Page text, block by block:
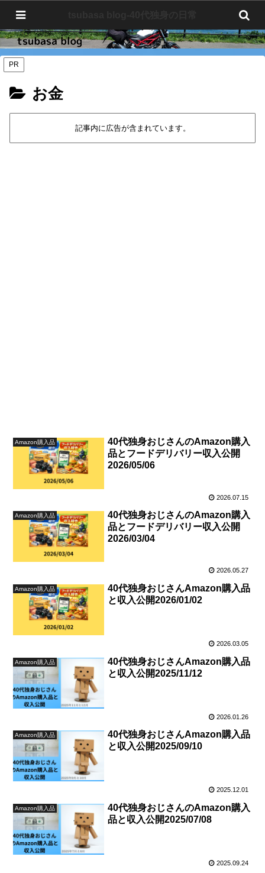
PR
お金
記事内に広告が含まれています。
Amazon購入品
40代独身おじさんのAmazon購入
品とフードデリバリー収入公開
2026/05/06
2026.07.15
Amazon購入品
40代独身おじさんのAmazon購入
品とフードデリバリー収入公開
2026/03/04
2026.05.27
Amazon購入品
40代独身おじさんAmazon購入品
と収入公開2026/01/02
2026.03.05
Amazon購入品
40代独身おじさんAmazon購入品
と収入公開2025/11/12
2026.01.26
Amazon購入品
40代独身おじさんAmazon購入品
と収入公開2025/09/10
2025.12.01
Amazon購入品
40代独身おじさんのAmazon購入
品と収入公開2025/07/08
2025.09.24